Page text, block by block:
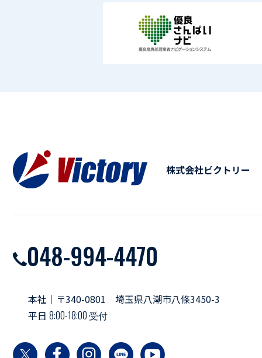
株式会社ビクトリー
048-994-4470
本社｜〒340-0801 埼玉県八潮市八條3450-3
平日 8:00-18:00 受付